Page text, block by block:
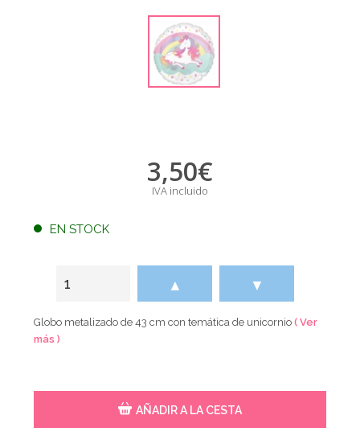
3,50€
IVA incluido
EN STOCK
▲ ▼
Globo metalizado de 43 cm con temática de unicornio( Ver
más )
AÑADIR A LA CESTA